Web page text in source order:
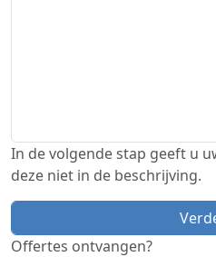
In de volgende stap geeft u
deze niet in de beschrijving.
Offertes ontvangen?